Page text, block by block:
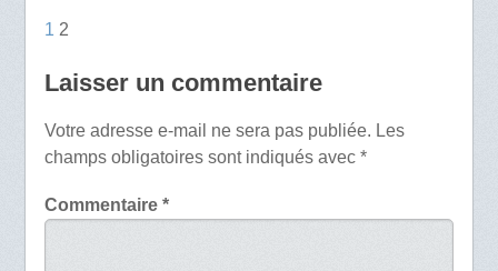
1 2
Laisser un commentaire
Votre adresse e-mail ne sera pas publiée. Les
champs obligatoires sont indiqués avec *
Commentaire *